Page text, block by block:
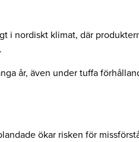
i nordiskt klimat, där
år, även under tuffa
ökar risken för